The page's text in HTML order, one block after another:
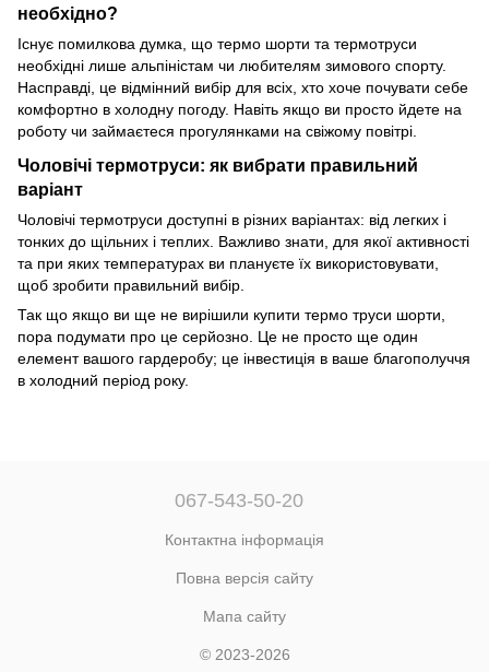
необхідно?
Існує помилкова думка, що термо шорти та термотруси
необхідні лише альпіністам чи любителям зимового спорту.
Насправді, це відмінний вибір для всіх, хто хоче почувати себе
комфортно в холодну погоду. Навіть якщо ви просто йдете на
роботу чи займаєтеся прогулянками на свіжому повітрі.
Чоловічі термотруси: як вибрати правильний
варіант
Чоловічі термотруси доступні в різних варіантах: від легких і
тонких до щільних і теплих. Важливо знати, для якої активності
та при яких температурах ви плануєте їх використовувати,
щоб зробити правильний вибір.
Так що якщо ви ще не вирішили купити термо труси шорти,
пора подумати про це серйозно. Це не просто ще один
елемент вашого гардеробу; це інвестиція в ваше благополуччя
в холодний період року.
067-543-50-20
Контактна інформація
Повна версія сайту
Мапа сайту
© 2023-2026